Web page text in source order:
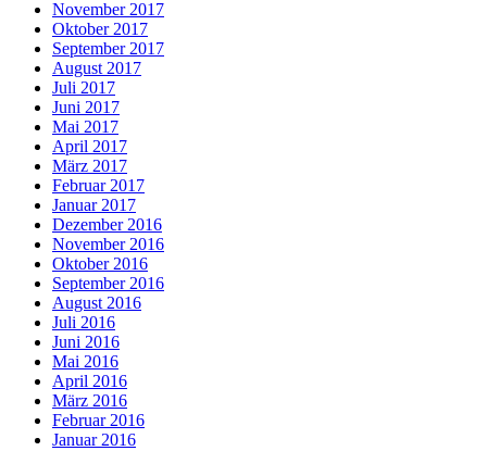
November 2017
Oktober 2017
September 2017
August 2017
Juli 2017
Juni 2017
Mai 2017
April 2017
März 2017
Februar 2017
Januar 2017
Dezember 2016
November 2016
Oktober 2016
September 2016
August 2016
Juli 2016
Juni 2016
Mai 2016
April 2016
März 2016
Februar 2016
Januar 2016